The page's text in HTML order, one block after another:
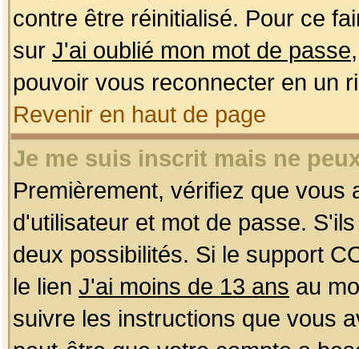
contre être réinitialisé. Pour ce
sur J'ai oublié mon mot de passe
pouvoir vous reconnecter en un
Revenir en haut de page
Je me suis inscrit mais ne
Premièrement, vérifiez que
d'utilisateur et mot de passe.
deux possibilités. Si le support
le lien J'ai moins de 13 ans au
suivre les instructions que vous